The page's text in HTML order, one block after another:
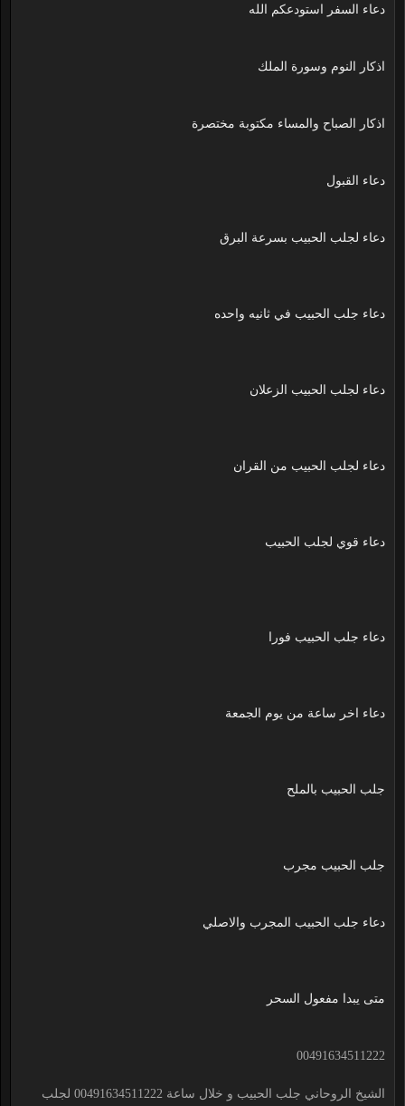
دعاء السفر استودعكم الله
اذكار النوم وسورة الملك
اذكار الصباح والمساء مكتوبة مختصرة
دعاء القبول
دعاء لجلب الحبيب بسرعة البرق
دعاء جلب الحبيب في ثانيه واحده
دعاء لجلب الحبيب الزعلان
دعاء لجلب الحبيب من القران
دعاء قوي لجلب الحبيب
دعاء جلب الحبيب فورا
دعاء اخر ساعة من يوم الجمعة
جلب الحبيب بالملح
جلب الحبيب مجرب
دعاء جلب الحبيب المجرب والاصلي
متى يبدا مفعول السحر
00491634511222
الشيخ الروحاني جلب الحبيب و خلال ساعة 00491634511222 لجلب